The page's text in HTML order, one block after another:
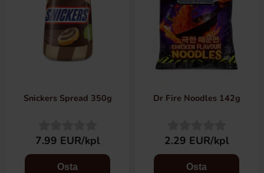
Snickers Spread 350g
7.99 EUR/kpl
Osta
Dr Fire Noodles 142g
2.29 EUR/kpl
Osta